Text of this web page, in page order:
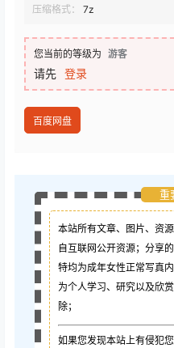
压缩格式：
7z
您当前的等级为 游客
请先 登录
百度网盘
重
本站所有文章、图片、资
自互联网公开资源； 分享
特均为成年女性正常写真
为个人学习、研究以及欣
除；
如果您发现本站上有侵犯